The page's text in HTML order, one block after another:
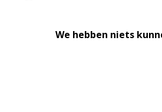
We hebben niets